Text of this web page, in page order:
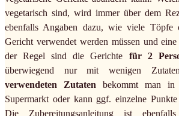
vegetarisch sind, wird immer über dem
ebenfalls Angaben dazu, wie viele Töpfe
Gericht verwendet werden müssen und
der Regel sind die Gerichte für 2
überwiegend nur mit wenigen
verwendeten Zutaten bekommt man in
Supermarkt oder kann ggf. einzelne
Die Zubereitungsanleitung ist